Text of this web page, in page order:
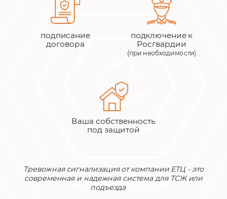
подписание
договора
подключение к
Росгвардии
(при необходимости)
Ваша собственность
под защитой
Тревожная сигнализация от компании ЕТЦ - это
современная и надежная система для ТСЖ или
подъезда